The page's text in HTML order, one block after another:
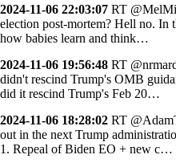
2024-11-06 22:03:07 RT
election post-mortem? Hell no. In
how babies learn and think…
2024-11-06 19:56:48 RT
didn't rescind Trump's OMB
did it rescind Trump's Feb 20…
2024-11-06 18:28:02 RT
out in the next Trump
1. Repeal of Biden EO + new c…